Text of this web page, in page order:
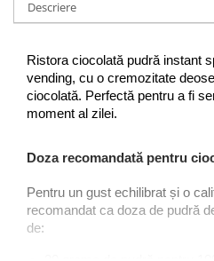
Descriere
Ristora ciocolată pudră instant
vending, cu o cremozitate
ciocolată. Perfectă pentru a fi
moment al zilei.
Doza recomandată pentru
Pentru un gust echilibrat și o
recomandat ca doza de pudră
de: